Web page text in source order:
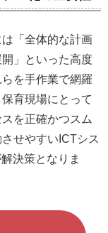
「全体的な計画
」といった高度
を手作業で網羅
育現場にとって
を正確かつスム
せやすいICTシス
決策となりま